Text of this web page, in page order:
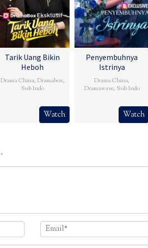
Tarik Uang Bikin
Heboh
Drama China, Dramabox,
Sub Indo
Watch
Penyembuhnya
Istrinya
Drama China,
Dramawave, Sub Indo
Watch
*